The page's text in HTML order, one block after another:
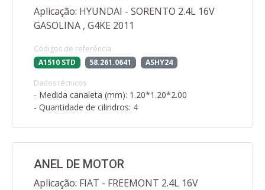
Aplicação: HYUNDAI - SORENTO 2.4L 16V
GASOLINA , G4KE 2011
Códigos de referência
A1510 STD
58.261.0641 ASHY24
Dados técnicos
- Medida canaleta (mm): 1.20*1.20*2.00
- Quantidade de cilindros: 4
ANEL DE MOTOR
Aplicação: FIAT - FREEMONT 2.4L 16V